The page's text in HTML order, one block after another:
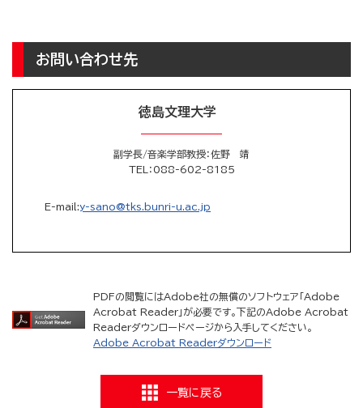
お問い合わせ先
徳島文理大学
副学長/音楽学部教授：佐野 靖
TEL ：088-602-8185
E-mail:y-sano@tks.bunri-u.ac.jp
PDFの閲覧にはAdobe社の無償のソフトウェア「Adobe
Acrobat Reader」が必要です。下記のAdobe Acrobat
Readerダウンロードページから入手してください。
Adobe Acrobat Readerダウンロード
一覧に戻る